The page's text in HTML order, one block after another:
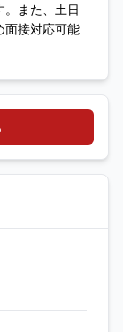
また、土日
面接対応可能